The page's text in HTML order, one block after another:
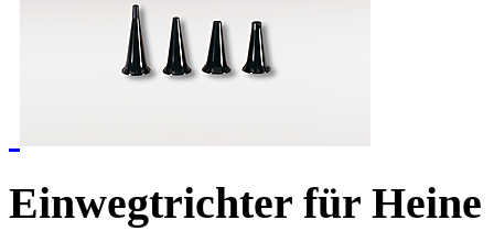
Einwegtrichter für Heine